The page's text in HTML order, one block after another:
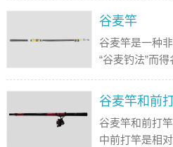
谷麦竿
谷麦竿是一种
“谷麦钓法”而
谷麦竿和前
谷麦竿和前打
中前打竿是相